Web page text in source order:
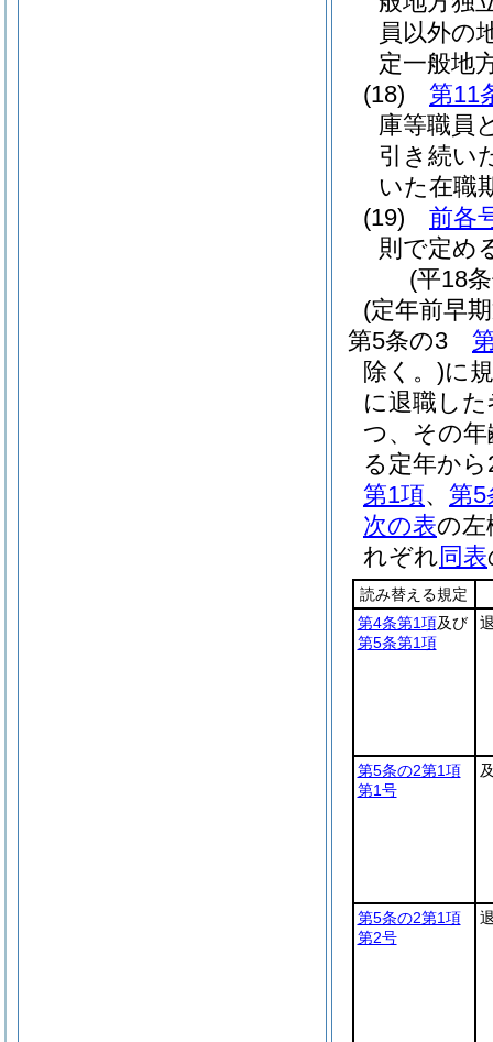
員以外の
定一般地
(18)
第11
庫等職員
引き続い
いた在職
(19)
前各
則で定め
(平18
(定年前早
第5条の3
除く。)に
に退職し
つ、その
る定年か
第1項、 第5
次の表の左
れぞれ同表
読み替える規定
第4条第1項及び
第5条第1項
第5条の2第1項
第1号
第5条の2第1項
第2号